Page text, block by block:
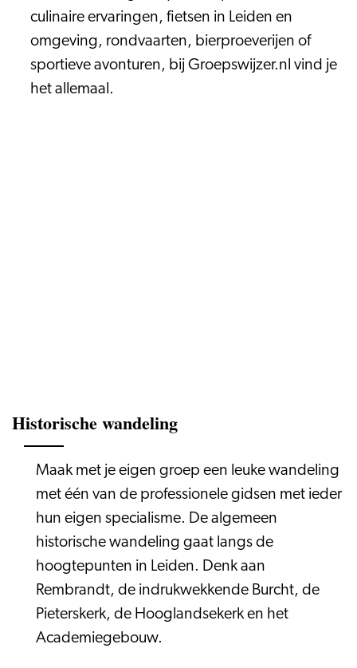
culinaire ervaringen, fietsen in Leiden en
omgeving, rondvaarten, bierproeverijen of
sportieve avonturen, bij Groepswijzer.nl vind je
het allemaal.
Historische wandeling
Maak met je eigen groep een leuke wandeling
met één van de professionele gidsen met ieder
hun eigen specialisme. De algemeen
historische wandeling gaat langs de
hoogtepunten in Leiden. Denk aan
Rembrandt, de indrukwekkende Burcht, de
Pieterskerk, de Hooglandsekerk en het
Academiegebouw.